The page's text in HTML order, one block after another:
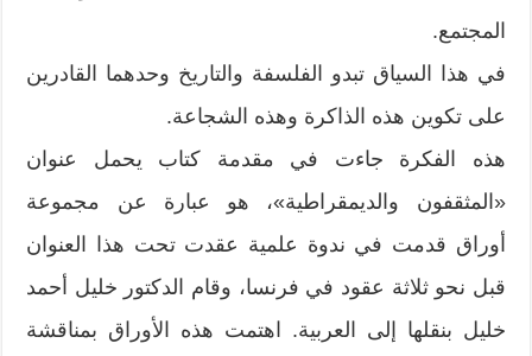
المجتمع.
في هذا السياق تبدو الفلسفة والتاريخ وحدهما القادرين
على تكوين هذه الذاكرة وهذه الشجاعة.
هذه الفكرة جاءت في مقدمة كتاب يحمل عنوان
«المثقفون والديمقراطية»، هو عبارة عن مجموعة
أوراق قدمت في ندوة علمية عقدت تحت هذا العنوان
قبل نحو ثلاثة عقود في فرنسا، وقام الدكتور خليل أحمد
خليل بنقلها إلى العربية. اهتمت هذه الأوراق بمناقشة